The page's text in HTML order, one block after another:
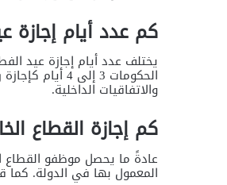
كم عدد أيام إجازة عيد
يختلف عدد أيام إجازة عيد
الحكومات 3
والاتفاقيات الداخلية.
كم إجازة القطاع
عادةً ما يحصل موظفو القطاع
المعمول بها في الدولة. كما